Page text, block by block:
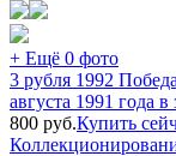
+ Ещё 0 фото
3 рубля 1992
августа 1991 года
800 руб.Купить